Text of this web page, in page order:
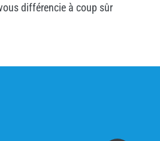
différencie à coup sûr